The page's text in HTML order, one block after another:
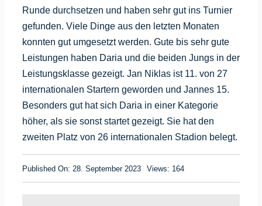
Runde durchsetzen und haben sehr gut ins Turnier
gefunden. Viele Dinge aus den letzten Monaten
konnten gut umgesetzt werden. Gute bis sehr gute
Leistungen haben Daria und die beiden Jungs in der
Leistungsklasse gezeigt. Jan Niklas ist 11. von 27
internationalen Startern geworden und Jannes 15.
Besonders gut hat sich Daria in einer Kategorie
höher, als sie sonst startet gezeigt. Sie hat den
zweiten Platz von 26 internationalen Stadion belegt.
Published On: 28. September 2023 Views: 164